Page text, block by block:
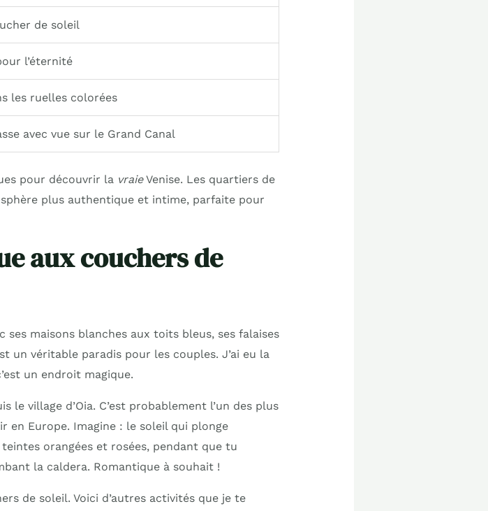
de soleil
l’éternité
les ruelles colorées
avec vue sur le Grand Canal
pour découvrir la vraieVenise. Les quartiers de
plus authentique et intime, parfaite pour
aux couchers de
ses maisons blanches aux toits bleus, ses falaises
un véritable paradis pour les couples. J’ai eu la
un endroit magique.
le village d’Oia. C’est probablement l’un des plus
en Europe. Imagine : le soleil qui plonge
orangées et rosées, pendant que tu
la caldera. Romantique à souhait !
de soleil. Voici d’autres activités que je te